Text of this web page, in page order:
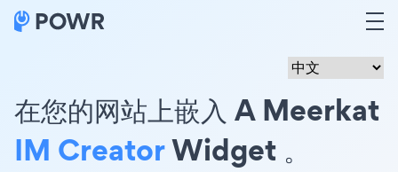
在您的网站上嵌入 A Meerkat
IM CreatorWidget 。